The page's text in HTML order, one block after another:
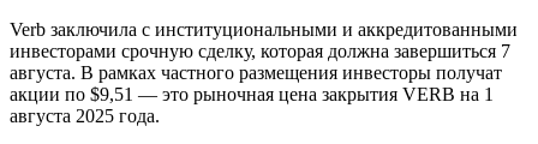
Verb заключила с институциональными и аккредитованными
инвесторами срочную сделку, которая должна завершиться 7
августа. В рамках частного размещения инвесторы получат
акции по $9,51 — это рыночная цена закрытия VERB на 1
августа 2025 года.